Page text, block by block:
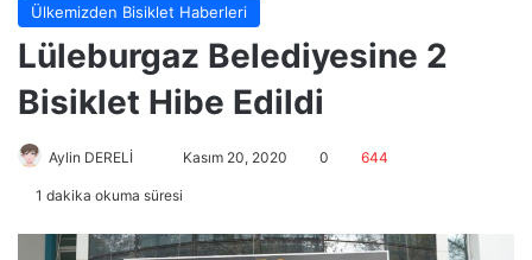
Ülkemizden Bisiklet Haberleri
Lüleburgaz Belediyesine 2
Bisiklet Hibe Edildi
Aylin DERELİ
e
Kasım 20, 2020 0 644
1 dakika okuma süresi